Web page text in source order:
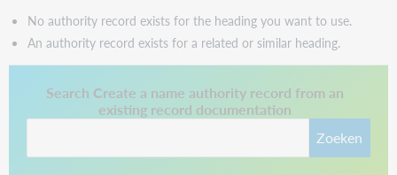
No authority record exists for the heading you want to use.
An authority record exists for a related or similar heading.
Search Create a name authority record from an
existing record documentation
Zoeken
This link opens in a new tab.